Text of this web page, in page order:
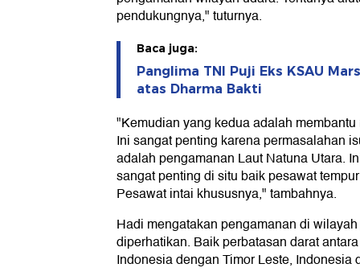
pendukungnya," tuturnya.
Baca juga:
Panglima TNI Puji Eks KSAU
atas Dharma Bakti
"Kemudian yang kedua adalah
Ini sangat penting karena permasalahan
adalah pengamanan Laut Natuna Utara.
sangat penting di situ baik pesawat
Pesawat intai khususnya," tambahnya.
Hadi mengatakan pengamanan di
diperhatikan. Baik perbatasan darat
Indonesia dengan Timor Leste, Indonesia